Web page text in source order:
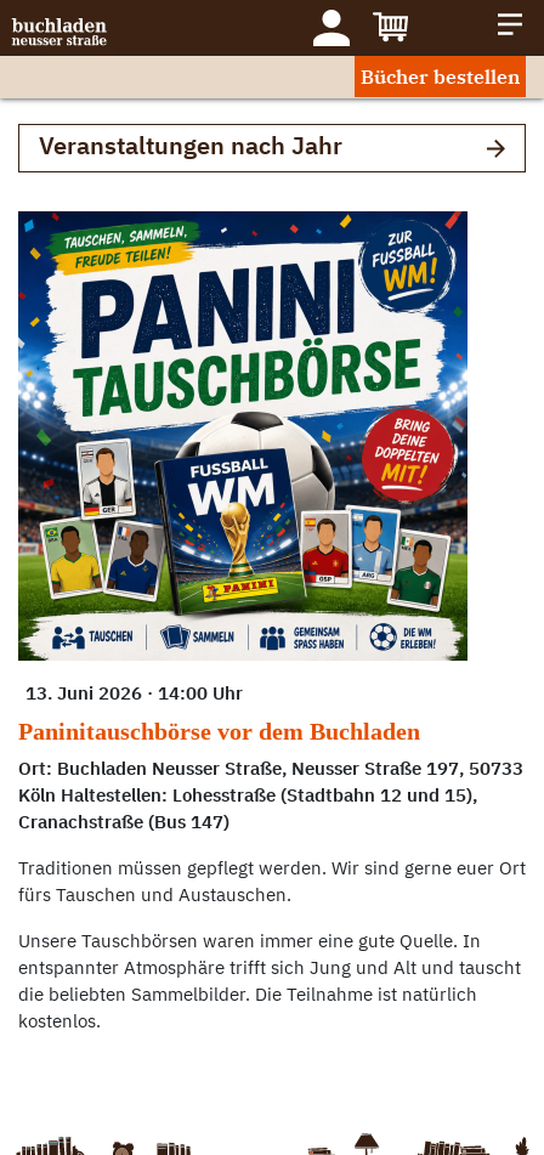
Bücher bestellen
Veranstaltungen nach Jahr
13. Juni 2026 · 14:00 Uhr
Paninitauschbörse vor dem Buchladen
Ort: Buchladen Neusser Straße, Neusser Straße 197, 50733
Köln Haltestellen: Lohesstraße (Stadtbahn 12 und 15),
Cranachstraße (Bus 147)
Traditionen müssen gepflegt werden. Wir sind gerne euer Ort
fürs Tauschen und Austauschen.
Unsere Tauschbörsen waren immer eine gute Quelle. In
entspannter Atmosphäre trifft sich Jung und Alt und tauscht
die beliebten Sammelbilder. Die Teilnahme ist natürlich
kostenlos.